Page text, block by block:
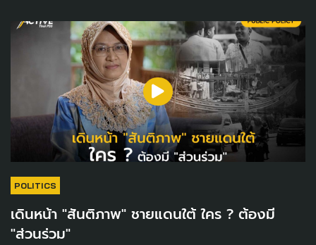
POLITICS
เดินหน้า "สันติภาพ" ชายแดนใต้ ใคร ? ต้องมี
"ส่วนร่วม"